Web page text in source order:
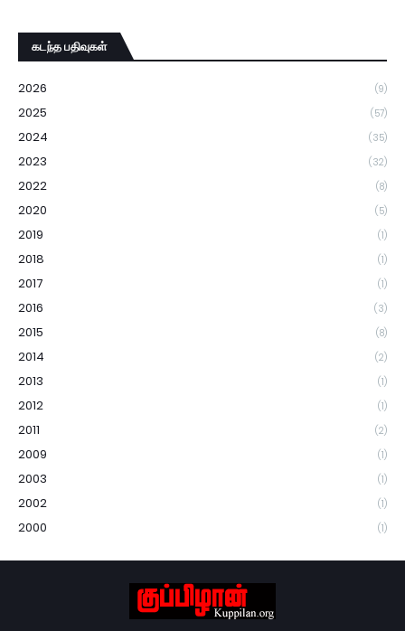
கடந்த பதிவுகள்
2026 (9)
2025 (57)
2024 (35)
2023 (32)
2022 (8)
2020 (5)
2019 (1)
2018 (1)
2017 (1)
2016 (3)
2015 (8)
2014 (2)
2013 (1)
2012 (1)
2011 (2)
2009 (1)
2003 (1)
2002 (1)
2000 (1)